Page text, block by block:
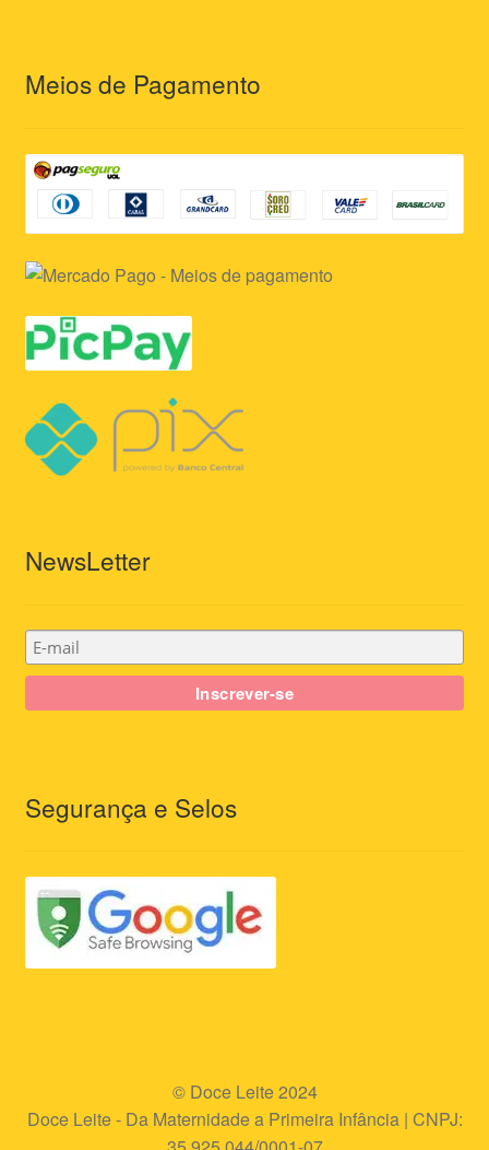
Meios de Pagamento
NewsLetter
Segurança e Selos
© Doce Leite 2024
Doce Leite - Da Maternidade a Primeira Infância | CNPJ: